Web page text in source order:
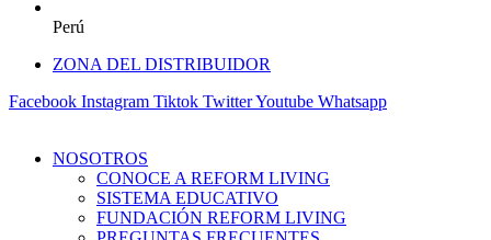
Perú
ZONA DEL DISTRIBUIDOR
Facebook Instagram Tiktok TwitterYoutube Whatsapp
NOSOTROS
CONOCE A REFORM LIVING
SISTEMA EDUCATIVO
FUNDACIÓN REFORM LIVING